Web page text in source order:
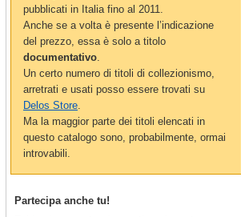
pubblicati in Italia fino al 2011.
Anche se a volta è presente l’indicazione
del prezzo, essa è solo a titolo
documentativo
Un certo numero di titoli di collezionismo,
arretrati e usati posso essere trovati su
Delos Store
Ma la maggior parte dei titoli elencati in
questo catalogo sono, probabilmente, ormai
introvabili.
Partecipa anche tu!